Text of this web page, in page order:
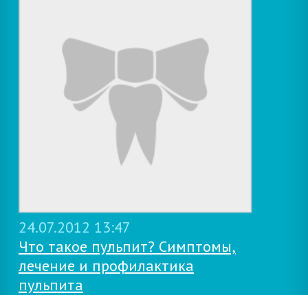
24.07.2012 13:47
Что такое пульпит? Симптомы,
лечение и профилактика
пульпита